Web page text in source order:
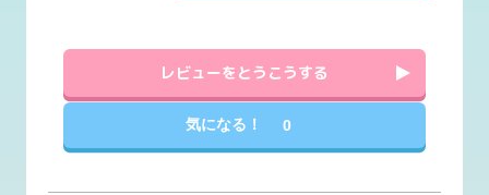
レビューをとうこうする
気になる！ 0